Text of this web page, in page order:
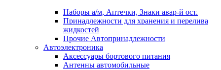
Наборы а/м, Аптечки, Знаки авар-й ост.
Принадлежности для хранения и перелива
жидкостей
Прочие Автопринадлежности
Автоэлектроника
Аксессуары бортового питания
Антенны автомобильные